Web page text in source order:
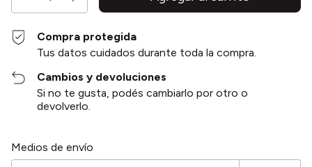
Compra protegida
Tus datos cuidados durante toda la compra.
Cambios y devoluciones
Si no te gusta, podés cambiarlo por otro o
devolverlo.
Entregas para el CP:
Medios de envío